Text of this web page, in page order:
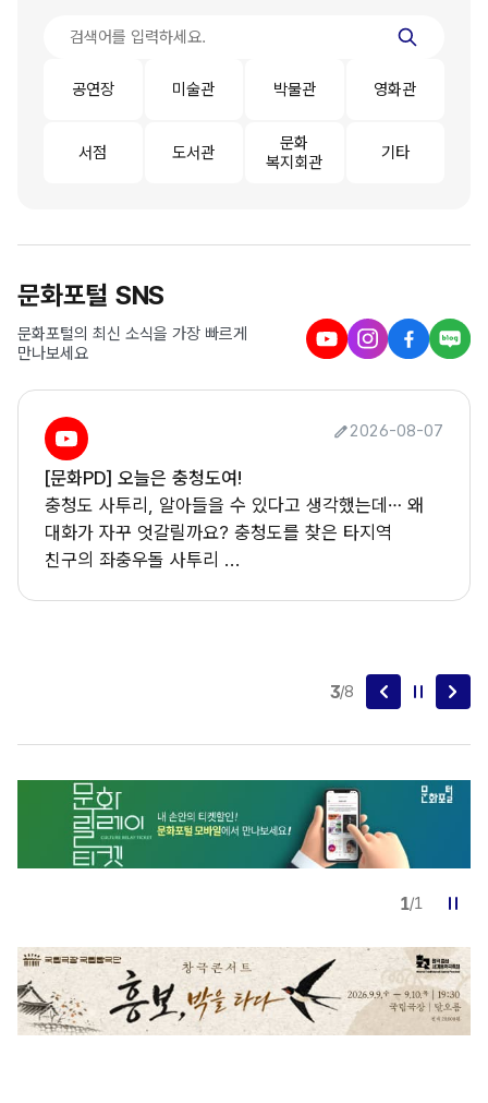
공연장 미술관 박물관 영화관
서점 도서관
문화
복지회관
기타
문화포털 SNS
문화포털의 최신 소식을 가장 빠르게
만나보세요
충청도여!
아들을 수 있다고 생각했는데… 왜
릴까요? 충청도를 찾은 타지역
사투리 ...
잃어버린 서울의
가상 분실물센터
4/8
1/1